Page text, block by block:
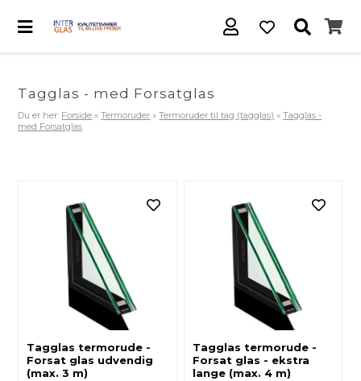
Tagglas - med Forsatglas
Du er her: Forside »Termoruder »Termoruder til tag (tagglas) »Tagglas -
med Forsatglas
Tagglas termorude -
Forsat glas udvendig
(max. 3 m)
Tagglas termorude -
Forsat glas - ekstra
lange (max. 4 m)